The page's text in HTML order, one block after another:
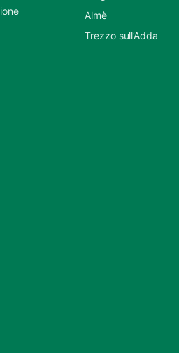
Almè
Trezzo sull’Adda